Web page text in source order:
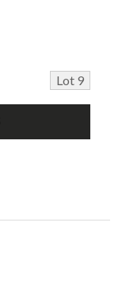
Lot 9